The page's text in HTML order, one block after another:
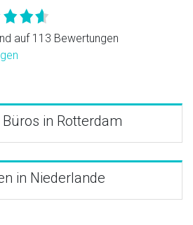
auf 113 Bewertungen
in Rotterdam
in Niederlande